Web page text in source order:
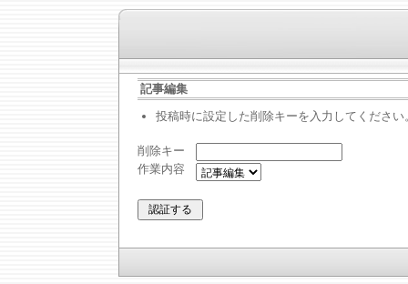
記事編集
投稿時に設定した削除キーを入力してください
削除キー
作業内容